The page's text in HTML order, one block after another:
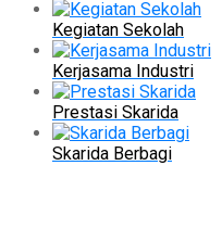
Kegiatan Sekolah
Kerjasama Industri
Prestasi Skarida
Skarida Berbagi